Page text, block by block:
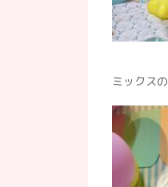
ミックスの